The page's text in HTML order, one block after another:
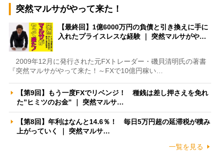
突然マルサがやって来た！
【最終回】1億6000万円の負債と引き換えに手に
入れたプライスレスな経験 ｜ 突然マルサがや…
2009年12月に発行された元FXトレーダー・磯貝清明氏の著書
『突然マルサがやって来た！～FXで10億円稼い…
【第9回】もう一度FXでリベンジ！ 種銭は差し押さえを免れ
た”ヒミツのお金” ｜ 突然マルサ…
【第8回】年利はなんと14.6％！ 毎日5万円超の延滞税が積み
上がっていく ｜ 突然マルサ…
一覧を見る